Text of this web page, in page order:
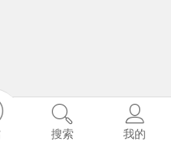
搜索 我的